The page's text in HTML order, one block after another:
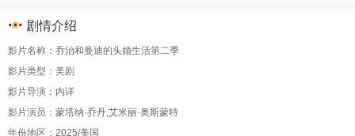
剧情介绍
影片名称：乔治和曼迪的头婚生活第二季
影片类型：美剧
影片导演：内详
影片演员：蒙塔纳·乔丹,艾米丽·奥斯蒙特
年份地区：2025/美国